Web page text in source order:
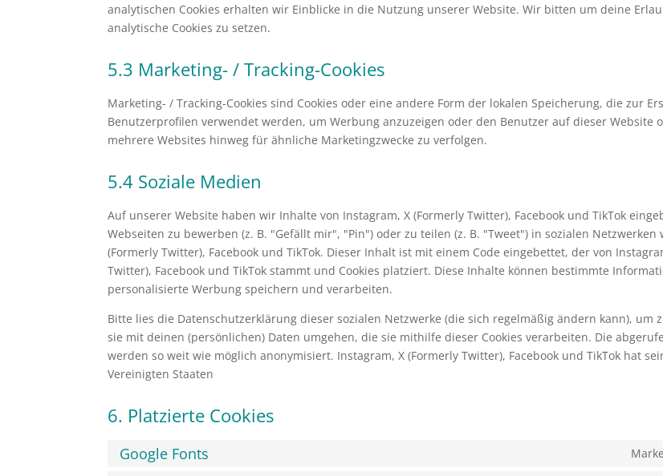
analytischen Cookies erhalten wir Einblicke in die Nutzung unserer Website. Wir bitten um deine
analytische Cookies zu setzen.
5.3 Marketing- / Tracking-Cookies
Marketing- / Tracking-Cookies sind Cookies oder eine andere Form der lokalen Speicherung, die zur
Benutzerprofilen verwendet werden, um Werbung anzuzeigen oder den Benutzer auf dieser Website
mehrere Websites hinweg für ähnliche Marketingzwecke zu verfolgen.
5.4 Soziale Medien
Auf unserer Website haben wir Inhalte von Instagram, X (Formerly Twitter), Facebook und TikTok
Webseiten zu bewerben (z. B. "Gefällt mir", "Pin") oder zu teilen (z. B. "Tweet") in sozialen Netzwerken
(Formerly Twitter), Facebook und TikTok. Dieser Inhalt ist mit einem Code eingebettet, der von
Twitter), Facebook und TikTok stammt und Cookies platziert. Diese Inhalte können bestimmte
personalisierte Werbung speichern und verarbeiten.
Bitte lies die Datenschutzerklärung dieser sozialen Netzwerke (die sich regelmäßig ändern kann), um
sie mit deinen (persönlichen) Daten umgehen, die sie mithilfe dieser Cookies verarbeiten. Die
werden so weit wie möglich anonymisiert. Instagram, X (Formerly Twitter), Facebook und TikTok hat
Vereinigten Staaten
6. Platzierte Cookies
Google Fonts